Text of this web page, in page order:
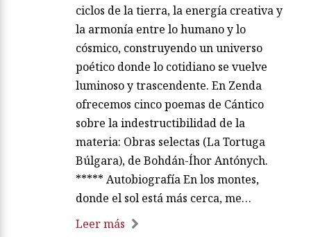
ciclos de la tierra, la energía creativa y
la armonía entre lo humano y lo
cósmico, construyendo un universo
poético donde lo cotidiano se vuelve
luminoso y trascendente. En Zenda
ofrecemos cinco poemas de Cántico
sobre la indestructibilidad de la
materia: Obras selectas (La Tortuga
Búlgara), de Bohdán-Íhor Antónych.
***** Autobiografía En los montes,
donde el sol está más cerca, me…
Leer más